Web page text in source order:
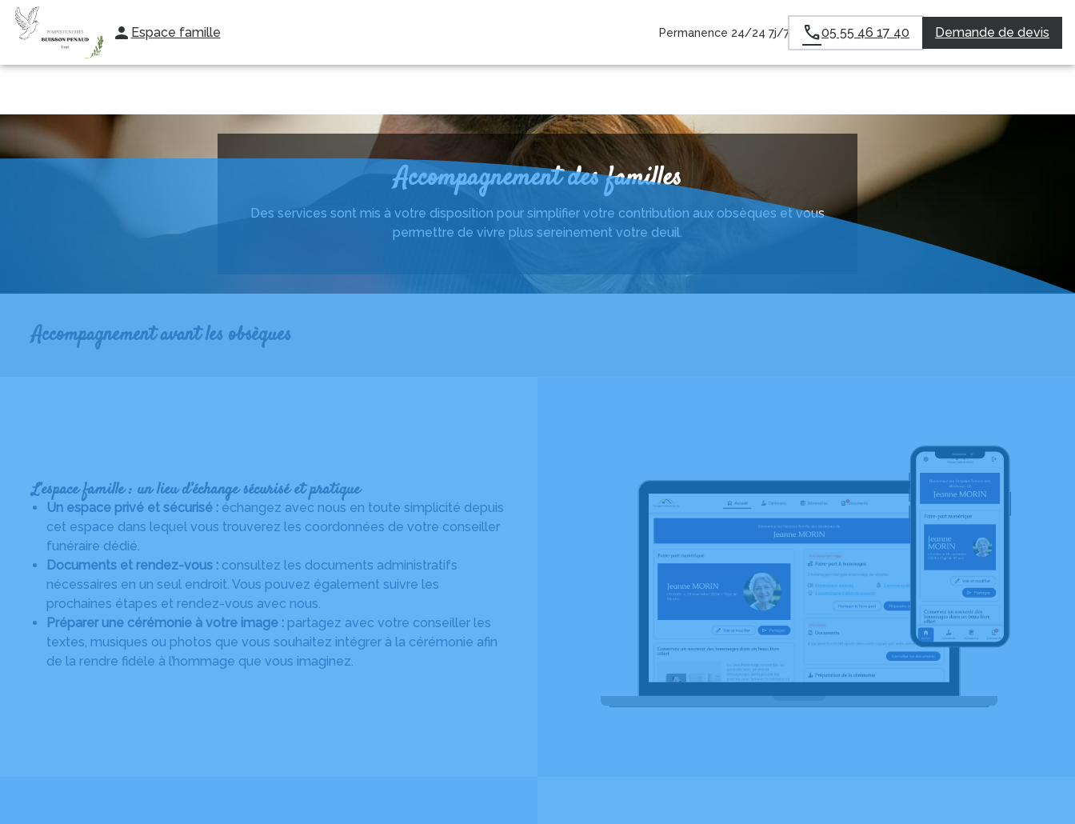
Espace famille Permanence 24/24 7j/7 05 55 46 17 40 Demande de devis
AVIS DE DECES NOS SERVICES ENTRETIEN DES SÉPULTURES CHAMBRES FUNERAIRES
Accompagnement des familles
Des services sont mis à votre disposition pour simplifier votre contribution aux obsèques et vous
permettre de vivre plus sereinement votre deuil.
Accompagnement avant les obsèques
L’espace famille : un lieu d’échange sécurisé et pratique
Un espace privé et sécurisé : échangez avec nous en toute simplicité depuis
cet espace dans lequel vous trouverez les coordonnées de votre conseiller
funéraire dédié.
Documents et rendez-vous : consultez les documents administratifs
nécessaires en un seul endroit. Vous pouvez également suivre les
prochaines étapes et rendez-vous avec nous.
Préparer une cérémonie à votre image : partagez avec votre conseiller les
textes, musiques ou photos que vous souhaitez intégrer à la cérémonie afin
de la rendre fidèle à l’hommage que vous imaginez.